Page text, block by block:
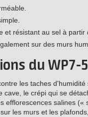
et résistant au sel à partir
sur des murs
du WP7-
les taches d'humidité
cave, le crépi qui se
efflorescences salines («
les murs et les